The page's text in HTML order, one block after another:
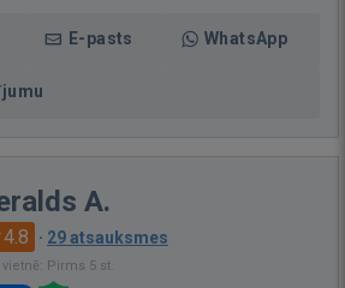
E-pasts WhatsApp
A.
4.8 · 29 atsauksmes
vietnē: Pirms 5 st.